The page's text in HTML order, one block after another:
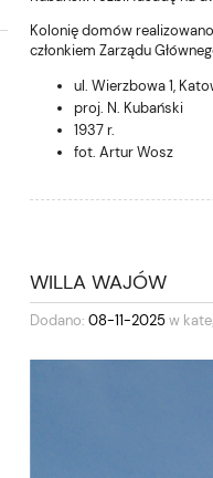
Kolonię domów
członkiem Zarządu
ul. Wierzbowa 1,
proj. N. Kubański
1937 r.
fot. Artur Wosz
WILLA WAJÓW
Dodano: 08-11-2025w